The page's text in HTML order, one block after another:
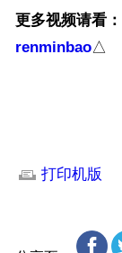
更多视频请看：
renminbao△
打印机版